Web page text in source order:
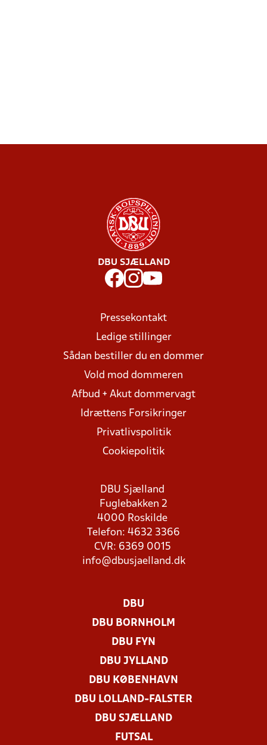
DBU SJÆLLAND
Pressekontakt
Ledige stillinger
Sådan bestiller du en dommer
Vold mod dommeren
Afbud + Akut dommervagt
Idrættens Forsikringer
Privatlivspolitik
Cookiepolitik
DBU Sjælland
Fuglebakken 2
4000 Roskilde
Telefon: 4632 3366
CVR: 6369 0015
info@dbusjaelland.dk
DBU
DBU BORNHOLM
DBU FYN
DBU JYLLAND
DBU KØBENHAVN
DBU LOLLAND-FALSTER
DBU SJÆLLAND
FUTSAL